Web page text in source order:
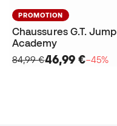
PROMOTION
Chaussures G.T. Jump
Academy
84,99 €46,99 €−45%